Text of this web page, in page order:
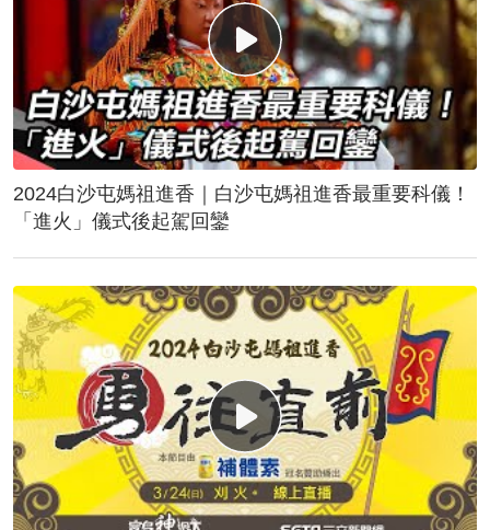
2024白沙屯媽祖進香｜白沙屯媽祖進香最重要科儀！
「進火」儀式後起駕回鑾